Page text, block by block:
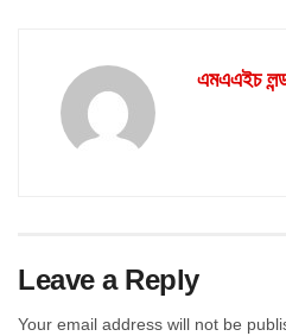
এমএএইচ
Leave a Reply
Your email address will not be